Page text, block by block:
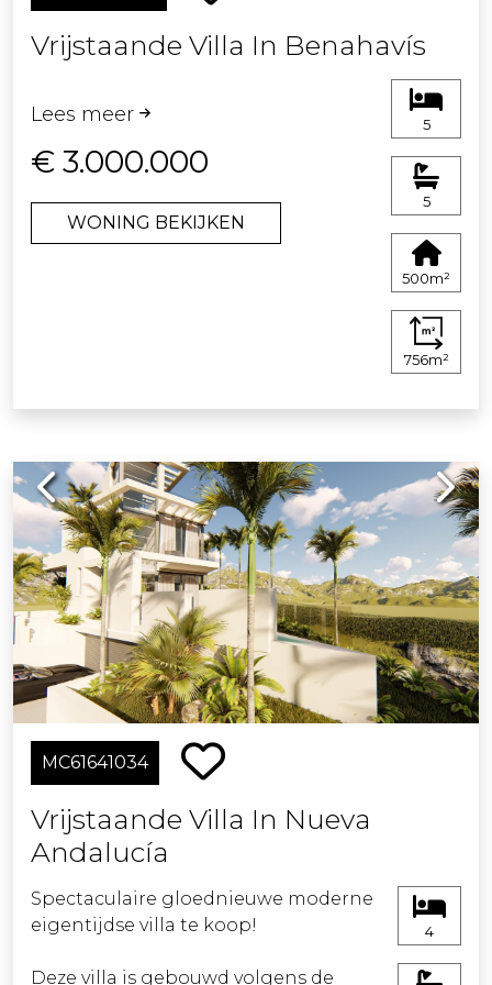
Vrijstaande Villa In Benahavís
Lees meer
€ 3.000.000
WONING BEKIJKEN
5
5
500m²
756m²
Previous Next
MC61641034
Vrijstaande Villa In Nueva
Andalucía
Spectaculaire gloednieuwe moderne
eigentijdse villa te koop!
Deze villa is gebouwd volgens de
4